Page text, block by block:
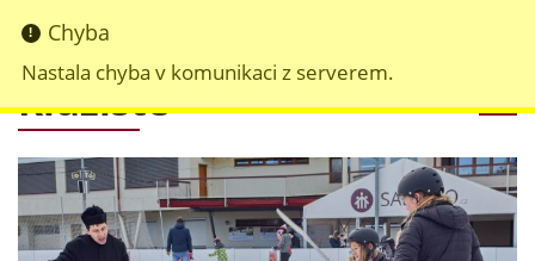
Kluziště
Chyba
Nastala chyba v komunikaci z serverem.